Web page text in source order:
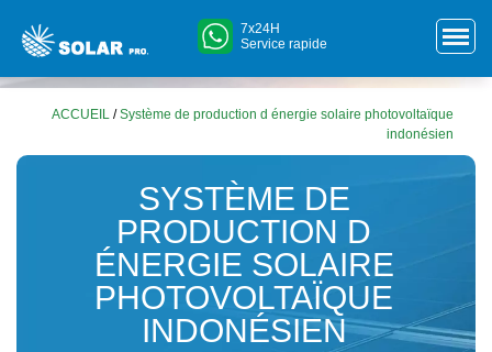
7x24H
Service rapide
ACCUEIL /Système de production d énergie solaire photovoltaïque
indonésien
SYSTÈME DE
PRODUCTION D
ÉNERGIE SOLAIRE
PHOTOVOLTAÏQUE
INDONÉSIEN